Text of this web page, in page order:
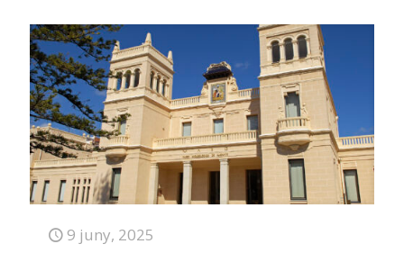
9 juny, 2025